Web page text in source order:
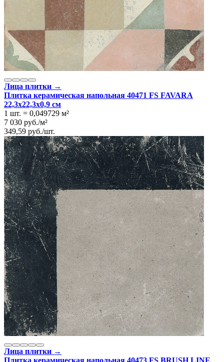
Лица плитки →
Плитка керамическая напольная 40471 FS FAVARA
22,3x22,3x0,9 см
1 шт. = 0,049729 м²
7 030 руб./м²
349,59 руб./шт.
Лица плитки →
Плитка керамическая напольная 40473 FS BRUSH LINE